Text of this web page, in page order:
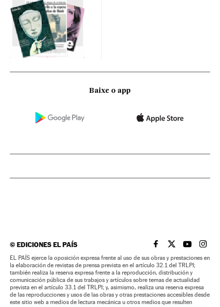
Baixe o app
©EDICIONES EL PAÍS EL PAÍS BRASIL EN
EL PAÍSEL PAÍS
EL
EL PAÍS ejerce la oposición expresa frente al uso de sus obras y prestaciones en
la elaboración de revistas de prensa prevista en el artículo 32.1 del TRLPI;
también realiza la reserva expresa frente a la reproducción, distribución y
comunicación pública de sus trabajos y artículos sobre temas de actualidad
prevista en el artículo 33.1 del TRLPI; y, asimismo, realiza una reserva expresa
de las reproducciones y usos de las obras y otras prestaciones accesibles desde
este sitio web a medios de lectura mecánica u otros medios que resulten